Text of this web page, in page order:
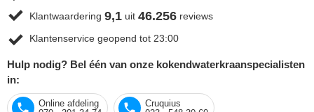
Klantwaardering 9,1 uit 46.256 reviews
Klantenservice geopend tot 23:00
Hulp nodig? Bel één van onze kokendwaterkraanspecialisten
in:
Online afdeling
Cruquius